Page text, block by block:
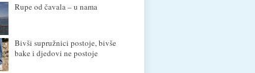
Rupe od čavala – u nama
Bivši supružnici postoje, bivše
bake i djedovi ne postoje